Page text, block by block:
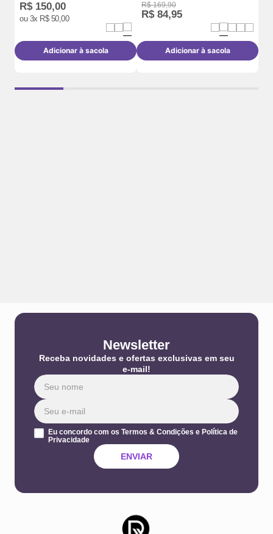
R$ 150,00
ou 3x R$ 50,00
Adicionar à sacola
R$ 169,90
R$ 84,95
Adicionar à sacola
Newsletter
Receba novidades e ofertas exclusivas em seu
e-mail!
Eu concordo com os Termos & Condições e Política de
Privacidade
ENVIAR